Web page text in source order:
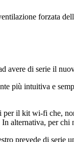
forzata
avere di serie il
più intuitiva e
il kit wi-fi che,
alternativa, per
prevede di serie